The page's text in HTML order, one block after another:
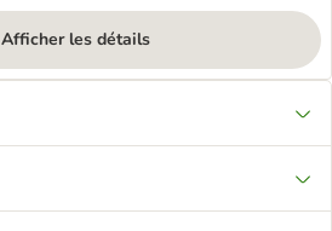
Afficher les détails